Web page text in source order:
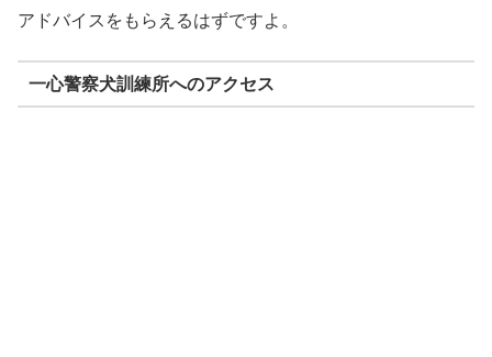
アドバイスをもらえるはずですよ。
一心警察犬訓練所へのアクセス